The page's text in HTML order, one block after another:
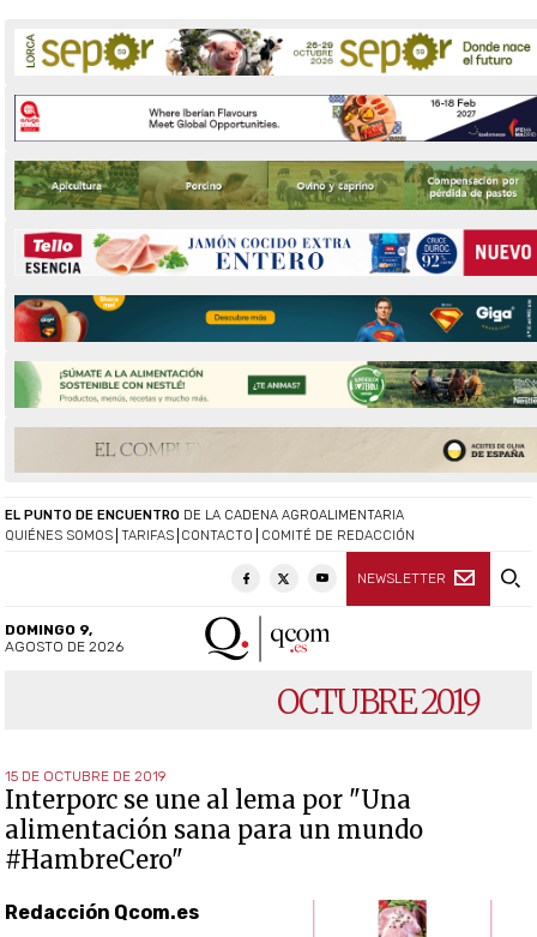
QUIÉNES SOMOS TARIFAS CONTACTO COMITÉ DE REDACCIÓN
NEWSLETTER
EL PUNTO DE ENCUENTRO DE LA CADENA AGROALIMENTARIA
DOMINGO 9,
AGOSTO DE 2026
OCTUBRE 2019
15 DE OCTUBRE DE 2019
Interporc se une al lema por "Una
alimentación sana para un mundo
#HambreCero"
Redacción Qcom.es